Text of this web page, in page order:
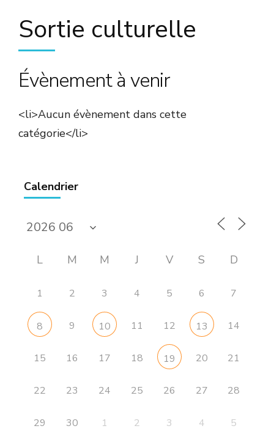
Sortie culturelle
Évènement à venir
<li>Aucun évènement dans cette
catégorie</li>
Calendrier
L M M J V S D
1 2 3 4 5 6 7
8 9 10 11 12 13 14
15 16 17 18 19 20 21
22 23 24 25 26 27 28
29 30 1 2 3 4 5